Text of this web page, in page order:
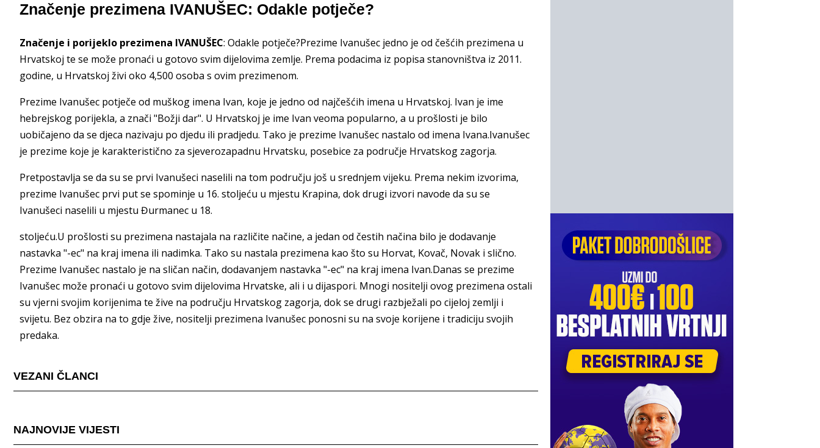
Značenje prezimena IVANUŠEC: Odakle potječe?
Značenje i porijeklo prezimena IVANUŠEC: Odakle potječe?Prezime Ivanušec jedno je od češćih prezimena u
Hrvatskoj te se može pronaći u gotovo svim dijelovima zemlje. Prema podacima iz popisa stanovništva iz 2011.
godine, u Hrvatskoj živi oko 4,500 osoba s ovim prezimenom.
Prezime Ivanušec potječe od muškog imena Ivan, koje je jedno od najčešćih imena u Hrvatskoj. Ivan je ime
hebrejskog porijekla, a znači "Božji dar". U Hrvatskoj je ime Ivan veoma popularno, a u prošlosti je bilo
uobičajeno da se djeca nazivaju po djedu ili pradjedu. Tako je prezime Ivanušec nastalo od imena Ivana.Ivanušec
je prezime koje je karakteristično za sjeverozapadnu Hrvatsku, posebice za područje Hrvatskog zagorja.
Pretpostavlja se da su se prvi Ivanušeci naselili na tom području još u srednjem vijeku. Prema nekim izvorima,
prezime Ivanušec prvi put se spominje u 16. stoljeću u mjestu Krapina, dok drugi izvori navode da su se
Ivanušeci naselili u mjestu Đurmanec u 18.
stoljeću.U prošlosti su prezimena nastajala na različite načine, a jedan od čestih načina bilo je dodavanje
nastavka "-ec" na kraj imena ili nadimka. Tako su nastala prezimena kao što su Horvat, Kovač, Novak i slično.
Prezime Ivanušec nastalo je na sličan način, dodavanjem nastavka "-ec" na kraj imena Ivan.Danas se prezime
Ivanušec može pronaći u gotovo svim dijelovima Hrvatske, ali i u dijaspori. Mnogi nositelji ovog prezimena ostali
su vjerni svojim korijenima te žive na području Hrvatskog zagorja, dok se drugi razbježali po cijeloj zemlji i
svijetu. Bez obzira na to gdje žive, nositelji prezimena Ivanušec ponosni su na svoje korijene i tradiciju svojih
predaka.
VEZANI ČLANCI
NAJNOVIJE VIJESTI